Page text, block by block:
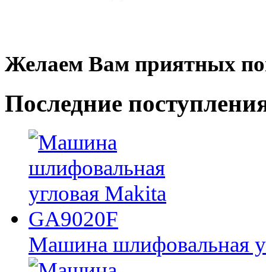
Желаем Вам приятных
Последние
Машина шлифовальная